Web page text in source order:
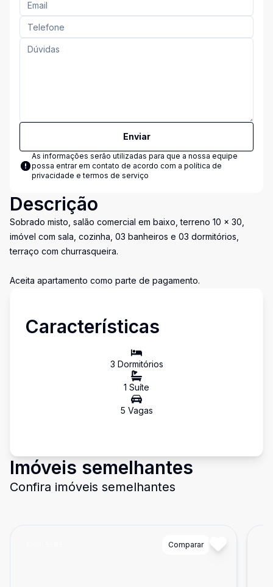
Enviar
As informações serão utilizadas para que a nossa equipe
possa entrar em contato de acordo com a política de
privacidade e termos de serviço
Descrição
Sobrado misto, salão comercial em baixo, terreno 10 x 30,
imóvel com sala, cozinha, 03 banheiros e 03 dormitórios,
terraço com churrasqueira.
Aceita apartamento como parte de pagamento.
Características
3 Dormitórios
1 Suíte
5 Vagas
Imóveis semelhantes
Confira imóveis semelhantes
Comparar